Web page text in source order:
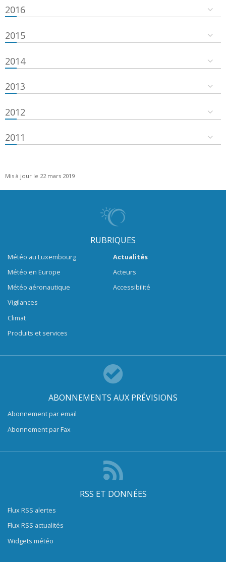
2016
2015
2014
2013
2012
2011
Mis à jour le 22 mars 2019
RUBRIQUES
Météo au Luxembourg
Météo en Europe
Météo aéronautique
Vigilances
Climat
Produits et services
Actualités
Acteurs
Accessibilité
ABONNEMENTS AUX PRÉVISIONS
Abonnement par email
Abonnement par Fax
RSS ET DONNÉES
Flux RSS alertes
Flux RSS actualités
Widgets météo